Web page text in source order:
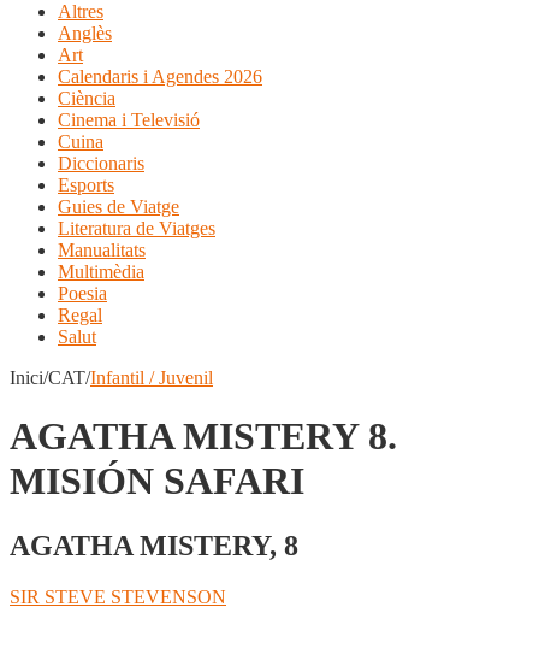
Altres
Anglès
Art
Calendaris i Agendes 2026
Ciència
Cinema i Televisió
Cuina
Diccionaris
Esports
Guies de Viatge
Literatura de Viatges
Manualitats
Multimèdia
Poesia
Regal
Salut
Inici/CAT/Infantil / Juvenil
AGATHA MISTERY 8.
MISIÓN SAFARI
AGATHA MISTERY, 8
SIR STEVE STEVENSON